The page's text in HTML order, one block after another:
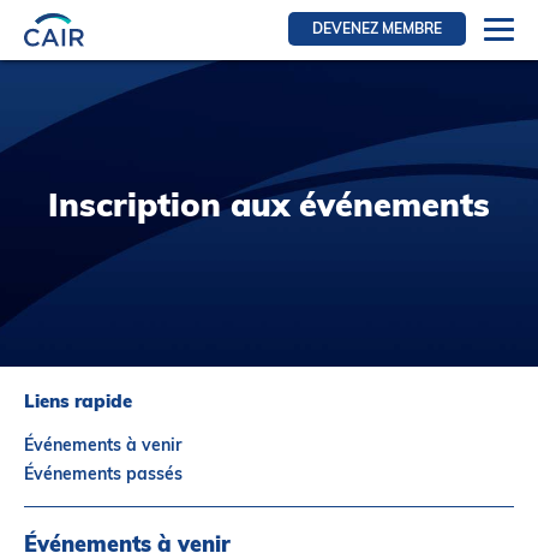
DEVENEZ MEMBRE
Se connecter
Ressources pour les membres
RFE Section
Ressources pour les patients
Contact
À Propos
Partenaires
Inscription aux événements
Liens rapide
Événements à venir
Événements passés
Événements à venir